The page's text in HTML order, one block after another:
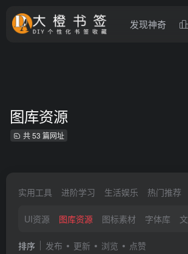
发现神奇
图库资源
共 53 篇网址
实用工具 进阶学习 生活娱乐 热门推荐
UI资源 图库资源 图标素材 字体库
排序 发布 更新 浏览 点赞